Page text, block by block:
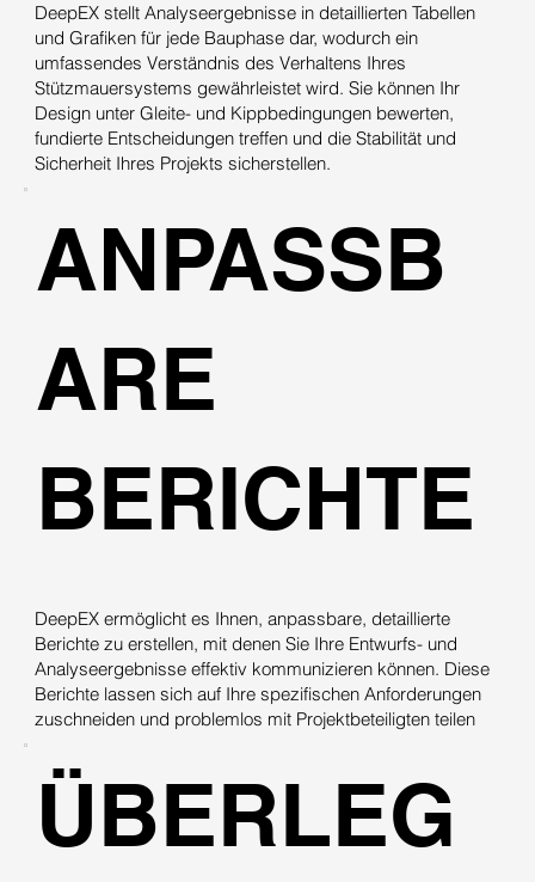
DeepEX stellt Analyseergebnisse in detaillierten Tabellen
und Grafiken für jede Bauphase dar, wodurch ein
umfassendes Verständnis des Verhaltens Ihres
Stützmauersystems gewährleistet wird. Sie können Ihr
Design unter Gleite- und Kippbedingungen bewerten,
fundierte Entscheidungen treffen und die Stabilität und
Sicherheit Ihres Projekts sicherstellen.
DeepEX ermöglicht es Ihnen, anpassbare, detaillierte
Berichte zu erstellen, mit denen Sie Ihre Entwurfs- und
Analyseergebnisse effektiv kommunizieren können. Diese
Berichte lassen sich auf Ihre spezifischen Anforderungen
zuschneiden und problemlos mit Projektbeteiligten teilen
ANPASSB
ARE
BERICHTE
ÜBERLEG